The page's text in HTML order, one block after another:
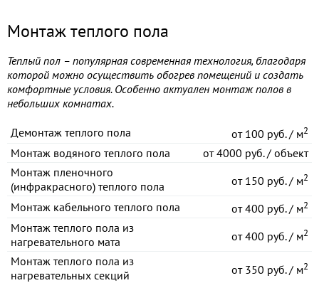
Монтаж теплого пола
Теплый пол – популярная современная технология, благодаря
которой можно осуществить обогрев помещений и создать
комфортные условия. Особенно актуален монтаж полов в
небольших комнатах.
Демонтаж теплого пола от100 руб. / м2
Монтаж водяного теплого пола от4000 руб. / объект
Монтаж пленочного
(инфракрасного) теплого пола
от150 руб. / м2
Монтаж кабельного теплого пола от400 руб. / м2
Монтаж теплого пола из
нагревательного мата
от400 руб. / м2
Монтаж теплого пола из
нагревательных секций
от350 руб. / м2